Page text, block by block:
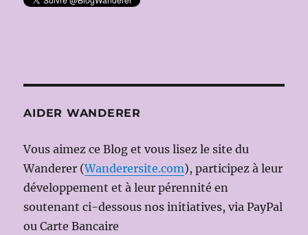
AIDER WANDERER
Vous aimez ce Blog et vous lisez le site du
Wanderer (Wanderersite.com), participez à leur
développement et à leur pérennité en
soutenant ci-dessous nos initiatives, via PayPal
ou Carte Bancaire